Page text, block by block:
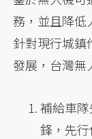
務，並且降低
針對現行城鎮
發展，台灣無
補給車
鋒，先